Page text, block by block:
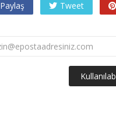
Paylaş Tweet